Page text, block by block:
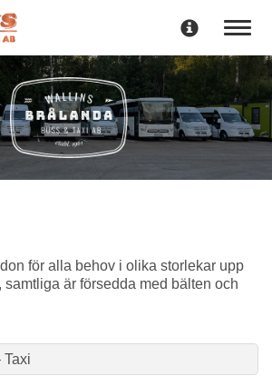
Toggle
för alla behov i olika storlekar upp
är försedda med bälten och
Taxi